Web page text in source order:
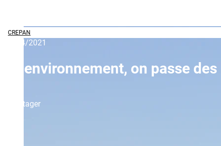
CREPAN
15/04/2021
En environnement, on passe
Partager